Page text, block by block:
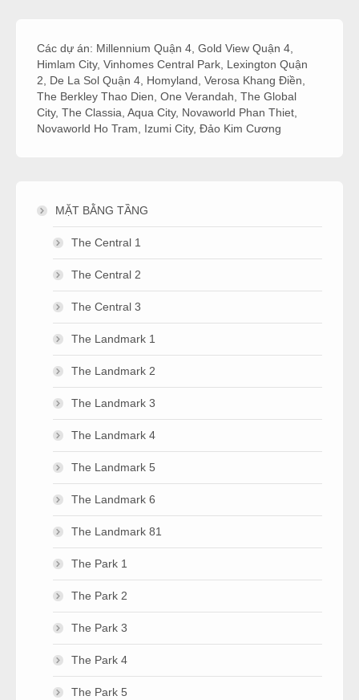
Các dự án: Millennium Quận 4, Gold View Quận 4,
Himlam City, Vinhomes Central Park, Lexington Quận
2, De La Sol Quận 4, Homyland, Verosa Khang Điền,
The Berkley Thao Dien, One Verandah, The Global
City, The Classia, Aqua City, Novaworld Phan Thiet,
Novaworld Ho Tram, Izumi City, Đảo Kim Cương
MẶT BẰNG TẦNG
The Central 1
The Central 2
The Central 3
The Landmark 1
The Landmark 2
The Landmark 3
The Landmark 4
The Landmark 5
The Landmark 6
The Landmark 81
The Park 1
The Park 2
The Park 3
The Park 4
The Park 5